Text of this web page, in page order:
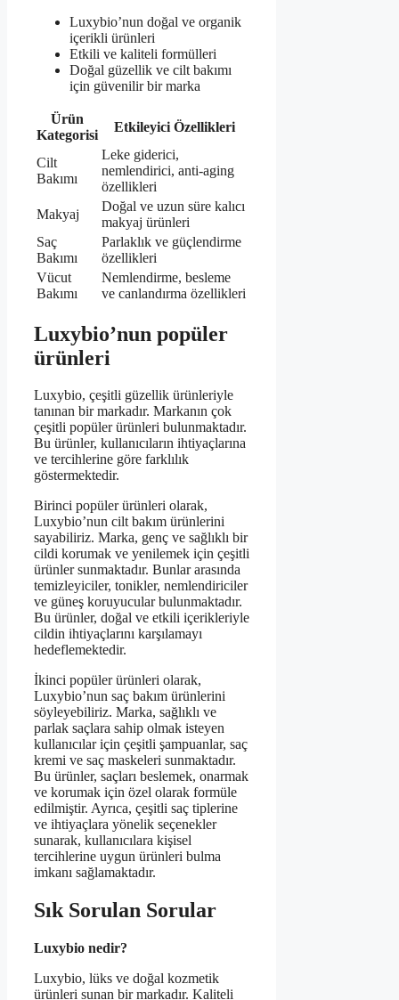
Luxybio’nun doğal ve organik
içerikli ürünleri
Etkili ve kaliteli formülleri
Doğal güzellik ve cilt bakımı
için güvenilir bir marka
Ürün
Kategorisi
Etkileyici Özellikleri
Cilt
Bakımı
Leke giderici,
nemlendirici, anti-aging
özellikleri
Makyaj
Doğal ve uzun süre kalıcı
makyaj ürünleri
Saç
Bakımı
Parlaklık ve güçlendirme
özellikleri
Vücut
Bakımı
Nemlendirme, besleme
ve canlandırma özellikleri
Luxybio’nun popüler
ürünleri
Luxybio, çeşitli güzellik ürünleriyle
tanınan bir markadır. Markanın çok
çeşitli popüler ürünleri bulunmaktadır.
Bu ürünler, kullanıcıların ihtiyaçlarına
ve tercihlerine göre farklılık
göstermektedir.
Birinci popüler ürünleri olarak,
Luxybio’nun cilt bakım ürünlerini
sayabiliriz. Marka, genç ve sağlıklı bir
cildi korumak ve yenilemek için çeşitli
ürünler sunmaktadır. Bunlar arasında
temizleyiciler, tonikler, nemlendiriciler
ve güneş koruyucular bulunmaktadır.
Bu ürünler, doğal ve etkili içerikleriyle
cildin ihtiyaçlarını karşılamayı
hedeflemektedir.
İkinci popüler ürünleri olarak,
Luxybio’nun saç bakım ürünlerini
söyleyebiliriz. Marka, sağlıklı ve
parlak saçlara sahip olmak isteyen
kullanıcılar için çeşitli şampuanlar, saç
kremi ve saç maskeleri sunmaktadır.
Bu ürünler, saçları beslemek, onarmak
ve korumak için özel olarak formüle
edilmiştir. Ayrıca, çeşitli saç tiplerine
ve ihtiyaçlara yönelik seçenekler
sunarak, kullanıcılara kişisel
tercihlerine uygun ürünleri bulma
imkanı sağlamaktadır.
Sık Sorulan Sorular
Luxybio nedir?
Luxybio, lüks ve doğal kozmetik
ürünleri sunan bir markadır. Kaliteli